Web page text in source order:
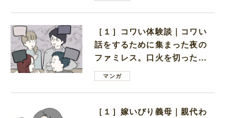
［１］コワい体験談｜コワい
話をするために集まった夜の
ファミレス。口火を切ったの
は電車好きの男の子ママ
マンガ
［１］嫁いびり義母｜親代わ